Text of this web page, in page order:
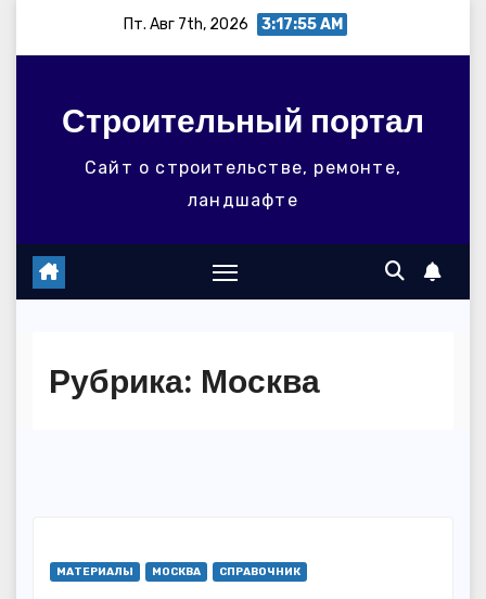
Пт. Авг 7th, 2026 3:17:55 AM
Строительный портал
Сайт о строительстве, ремонте,
ландшафте
Рубрика: Москва
МАТЕРИАЛЫ МОСКВА СПРАВОЧНИК